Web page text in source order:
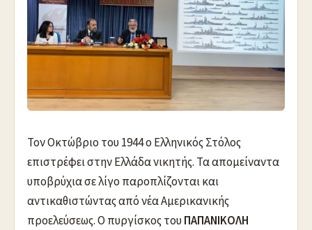
Τον Οκτώβριο του 1944 ο Ελληνικός Στόλος
επιστρέφει στην Ελλάδα νικητής. Τα απομείναντα
υποβρύχια σε λίγο παροπλίζονται και
αντικαθιστώντας από νέα Αμερικανικής
προελεύσεως. Ο πυργίσκος του ΠΑΠΑΝΙΚΟΛΗ